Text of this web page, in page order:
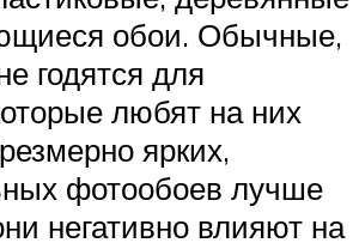
обои. Обычные,
годятся для
любят на них
ярких,
фотообоев лучше
негативно влияют на